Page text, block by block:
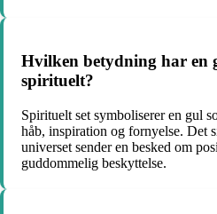
Hvilken betydning har en
spirituelt?
Spirituelt set symboliserer en gul
håb, inspiration og fornyelse. Det
universet sender en besked om
guddommelig beskyttelse.